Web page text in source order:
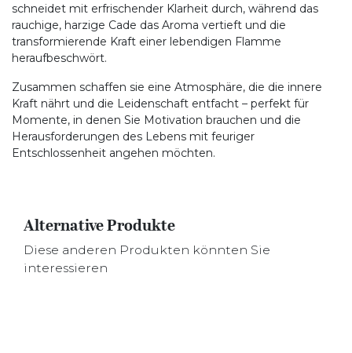
schneidet mit erfrischender Klarheit durch, während das
rauchige, harzige Cade das Aroma vertieft und die
transformierende Kraft einer lebendigen Flamme
heraufbeschwört.
Zusammen schaffen sie eine Atmosphäre, die die innere
Kraft nährt und die Leidenschaft entfacht – perfekt für
Momente, in denen Sie Motivation brauchen und die
Herausforderungen des Lebens mit feuriger
Entschlossenheit angehen möchten.
Alternative Produkte
Diese anderen Produkten könnten Sie
interessieren